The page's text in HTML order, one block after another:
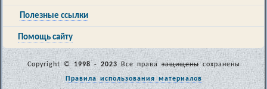
Полезные ссылки
Помощь сайту
Copyright © 1998 - 2023 Все правазащищенысохранены
Правила использования материалов